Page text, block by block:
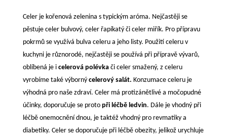
Celer je kořenová zelenina s typickým aróma. Nejčastěji se
pěstuje celer bulvový, celer řapíkatý či celer miřík. Pro přípravu
pokrmů se využívá bulva celeru a jeho listy. Použití celeru v
kuchyni je různorodé, nejčastěji se používá při přípravě vývarů,
oblíbená je i celerová polévkači celer smažený, z celeru
vyrobíme také výborný celerový salát. Konzumace celeru je
výhodná pro naše zdraví. Celer má protizánětlivé a močopudné
účinky, doporučuje se protopři léčbě ledvin. Dále je vhodný při
léčbě onemocnění dnou, je taktéž vhodný pro revmatiky a
diabetiky. Celer se doporučuje při léčbě obezity, jelikož urychluje